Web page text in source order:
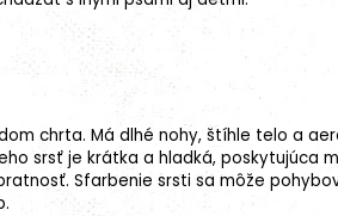
chrta. Má dlhé nohy, štíhle telo a
srsť je krátka a hladká, poskytujúca
Sfarbenie srsti sa môže